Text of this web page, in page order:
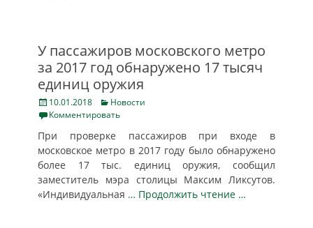
У пассажиров московского метро
за 2017 год обнаружено 17 тысяч
единиц оружия
Posted
on
10.01.2018 Categories
Новости
Комментировать
При проверке пассажиров при входе в
московское метро в 2017 году было обнаружено
более 17 тыс. единиц оружия, сообщил
заместитель мэра столицы Максим Ликсутов.
«Индивидуальная … Продолжить чтение …